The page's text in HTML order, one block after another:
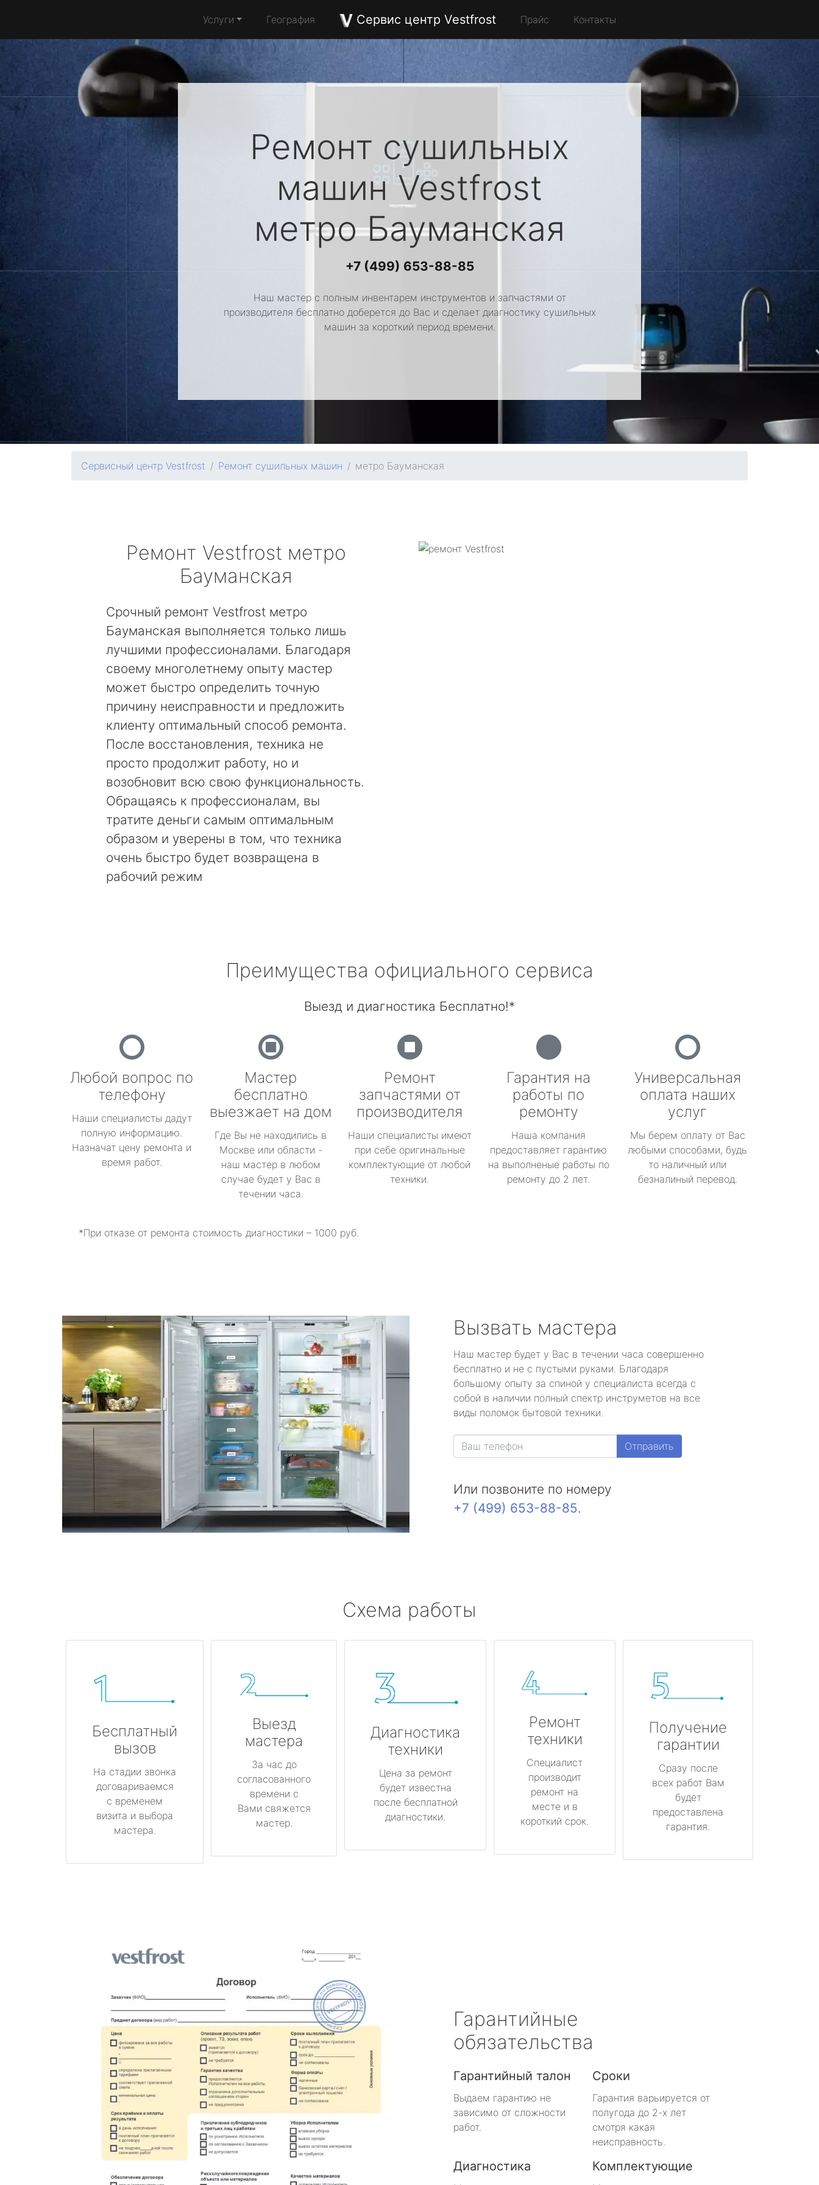
Услуги География Сервис центр Vestfrost Прайс Контакты
Ремонт сушильных
машин Vestfrost
метро Бауманская
+7 (499) 653-88-85
Наш мастер с полным инвентарем инструментов и запчастями от
производителя бесплатно доберется до Вас и сделает диагностику сушильных
машин за короткий период времени.
Сервисный центр Vestfrost Ремонт сушильных машин метро Бауманская
Ремонт Vestfrost метро
Бауманская
Срочный ремонт Vestfrost метро
Бауманская выполняется только лишь
лучшими профессионалами. Благодаря
своему многолетнему опыту мастер
может быстро определить точную
причину неисправности и предложить
клиенту оптимальный способ ремонта.
После восстановления, техника не
просто продолжит работу, но и
возобновит всю свою функциональность.
Обращаясь к профессионалам, вы
тратите деньги самым оптимальным
образом и уверены в том, что техника
очень быстро будет возвращена в
рабочий режим
Преимущества официального сервиса
Выезд и диагностика Бесплатно!*
Любой вопрос по
телефону
Наши специалисты дадут
полную информацию.
Назначат цену ремонта и
время работ.
Мастер
бесплатно
выезжает на дом
Где Вы не находились в
Москве или области -
наш мастер в любом
случае будет у Вас в
течении часа.
Ремонт
запчастями от
производителя
Наши специалисты имеют
при себе оригинальные
комплектующие от любой
техники.
Гарантия на
работы по
ремонту
Наша компания
предоставляет гарантию
на выполненые работы по
ремонту до 2 лет.
Универсальная
оплата наших
услуг
Мы берем оплату от Вас
любыми способами, будь
то наличный или
безналиный перевод.
*При отказе от ремонта стоимость диагностики – 1000 руб.
Вызвать мастера
Наш мастер будет у Вас в течении часа совершенно
бесплатно и не с пустыми руками. Благодаря
большому опыту за спиной у специалиста всегда с
собой в наличии полный спектр инструметов на все
виды поломок бытовой техники.
Отправить
Или позвоните по номеру
+7 (499) 653-88-85.
Схема работы
Бесплатный
вызов
На стадии звонка
договариваемся
с временем
визита и выбора
мастера.
Выезд
мастера
За час до
согласованного
времени с
Вами свяжется
мастер.
Диагностика
техники
Цена за ремонт
будет известна
после бесплатной
диагностики.
Ремонт
техники
Специалист
производит
ремонт на
месте и в
короткий срок.
Получение
гарантии
Сразу после
всех работ Вам
будет
предоставлена
гарантия.
Гарантийные
обязательства
Гарантийный талон
Выдаем гарантию не
зависимо от сложности
работ.
Сроки
Гарантия варьируется от
полугода до 2-х лет
смотря какая
неисправность.
Диагностика Комплектующие